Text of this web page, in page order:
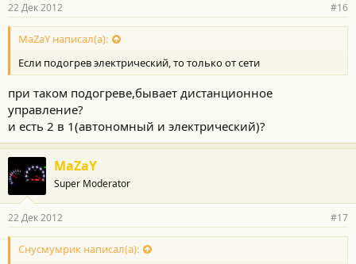
22 Дек 2012 #16
MaZaY написал(а):
Если подогрев электрический, то только от сети
при таком подогреве,бывает дистанционное
управление?
и есть 2 в 1(автономный и электрический)?
MaZaY
Super Moderator
22 Дек 2012 #17
Снусмумрик написал(а):